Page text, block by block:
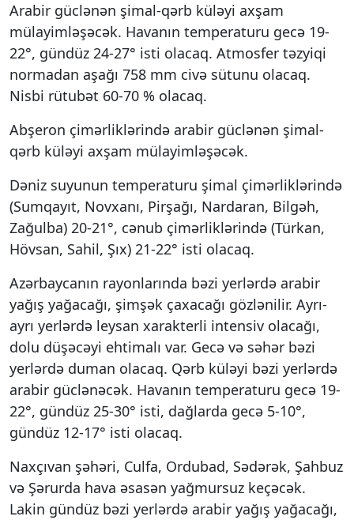
Arabir güclənən şimal-qərb küləyi axşam
mülayimləşəcək. Havanın temperaturu gecə 19-
22°, gündüz 24-27° isti olacaq. Atmosfer təzyiqi
normadan aşağı 758 mm civə sütunu olacaq.
Nisbi rütubət 60-70 % olacaq.
Abşeron çimərliklərində arabir güclənən şimal-
qərb küləyi axşam mülayimləşəcək.
Dəniz suyunun temperaturu şimal çimərliklərində
(Sumqayıt, Novxanı, Pirşağı, Nardaran, Bilgəh,
Zağulba) 20-21°, cənub çimərliklərində (Türkan,
Hövsan, Sahil, Şıx) 21-22° isti olacaq.
Azərbaycanın rayonlarında bəzi yerlərdə arabir
yağış yağacağı, şimşək çaxacağı gözlənilir. Ayrı-
ayrı yerlərdə leysan xarakterli intensiv olacağı,
dolu düşəcəyi ehtimalı var. Gecə və səhər bəzi
yerlərdə duman olacaq. Qərb küləyi bəzi yerlərdə
arabir güclənəcək. Havanın temperaturu gecə 19-
22°, gündüz 25-30° isti, dağlarda gecə 5-10°,
gündüz 12-17° isti olacaq.
Naxçıvan şəhəri, Culfa, Ordubad, Sədərək, Şahbuz
və Şərurda hava əsasən yağmursuz keçəcək.
Lakin gündüz bəzi yerlərdə arabir yağış yağacağı,